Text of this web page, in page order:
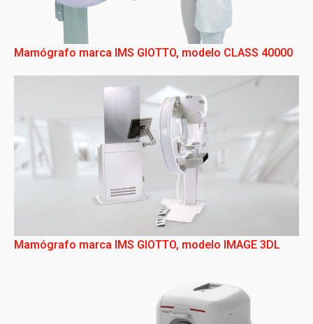
Mamógrafo marca IMS GIOTTO, modelo CLASS 40000
Mamógrafo marca IMS GIOTTO, modelo IMAGE 3DL